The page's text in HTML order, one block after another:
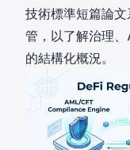
技術標準短篇論
管 ，以了解治理
的結構化概況。